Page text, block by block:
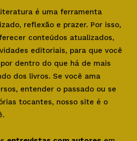
é uma ferramenta
reflexão e prazer. Por isso,
conteúdos atualizados,
editoriais, para que você
dentro do que há de mais
dos livros. Se você ama
entender o passado ou se
tocantes, nosso site é o